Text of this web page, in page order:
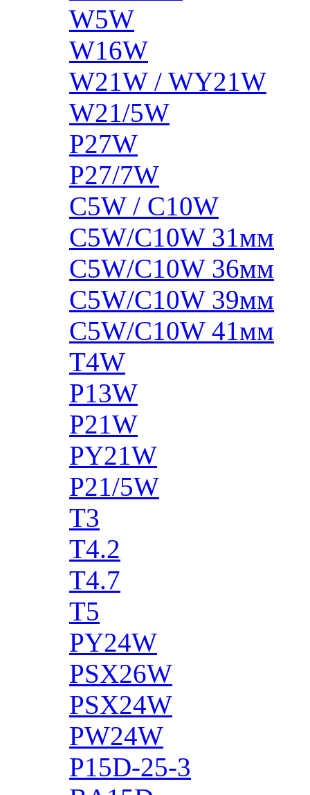
W5W
W16W
W21W / WY21W
W21/5W
P27W
P27/7W
C5W / C10W
C5W/C10W 31мм
C5W/C10W 36мм
C5W/C10W 39мм
C5W/C10W 41мм
T4W
P13W
P21W
PY21W
P21/5W
T3
T4.2
T4.7
T5
PY24W
PSX26W
PSX24W
PW24W
P15D-25-3